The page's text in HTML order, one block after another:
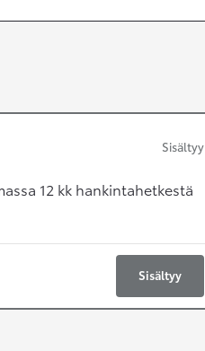
Sisältyy
12 kk hankintahetkestä
Sisältyy